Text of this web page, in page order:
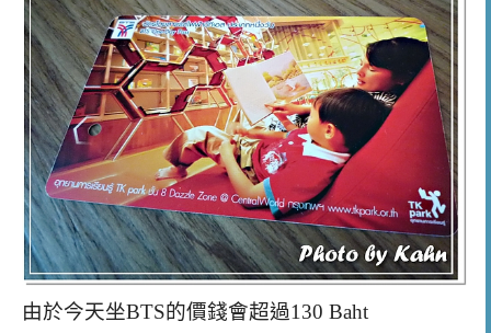
由於今天坐BTS的價錢會超過130 Baht